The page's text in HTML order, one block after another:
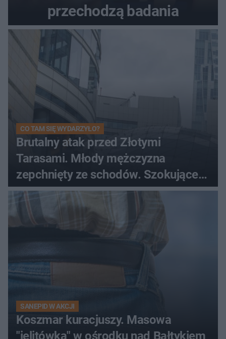
przechodzą badania
CO TAM SIĘ WYDARZYŁO?
Brutalny atak przed Złotymi
Tarasami. Młody mężczyzna
zepchnięty ze schodów. Szokujące
nagranie krąży po sieci
SANEPID W AKCJI
Koszmar kuracjuszy. Masowa
"jelitówka" w ośrodku nad Bałtykiem